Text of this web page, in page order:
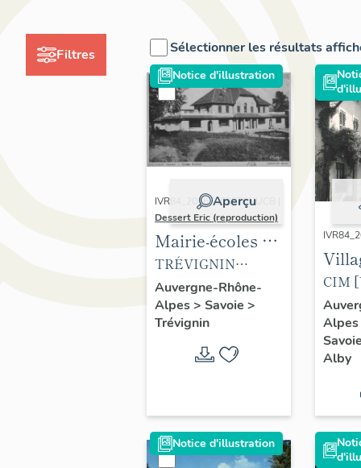
Filtres Sélectionner les résultats
Notice d'illustration
Aperçu
IVR84_20167303079NUCB |
Dessert Eric (reproduction)
Mairie-écoles et
foyer de la
campagne (salle
des fêtes)
TRÉVIGNIN
(Savoie) – Groupe
Scolaire COMBIER
IMP. MACON. Carte
postale, vers 1935.
Auvergne-Rhône-
Alpes> Savoie >
Trévignin
CIM
Tilliet
route
Carte
Alpes
Alby
Notice d'illustration